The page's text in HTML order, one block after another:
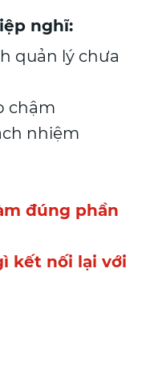
nghĩ:
quản lý chưa
chậm
nhiệm
đúng phần
kết nối lại với